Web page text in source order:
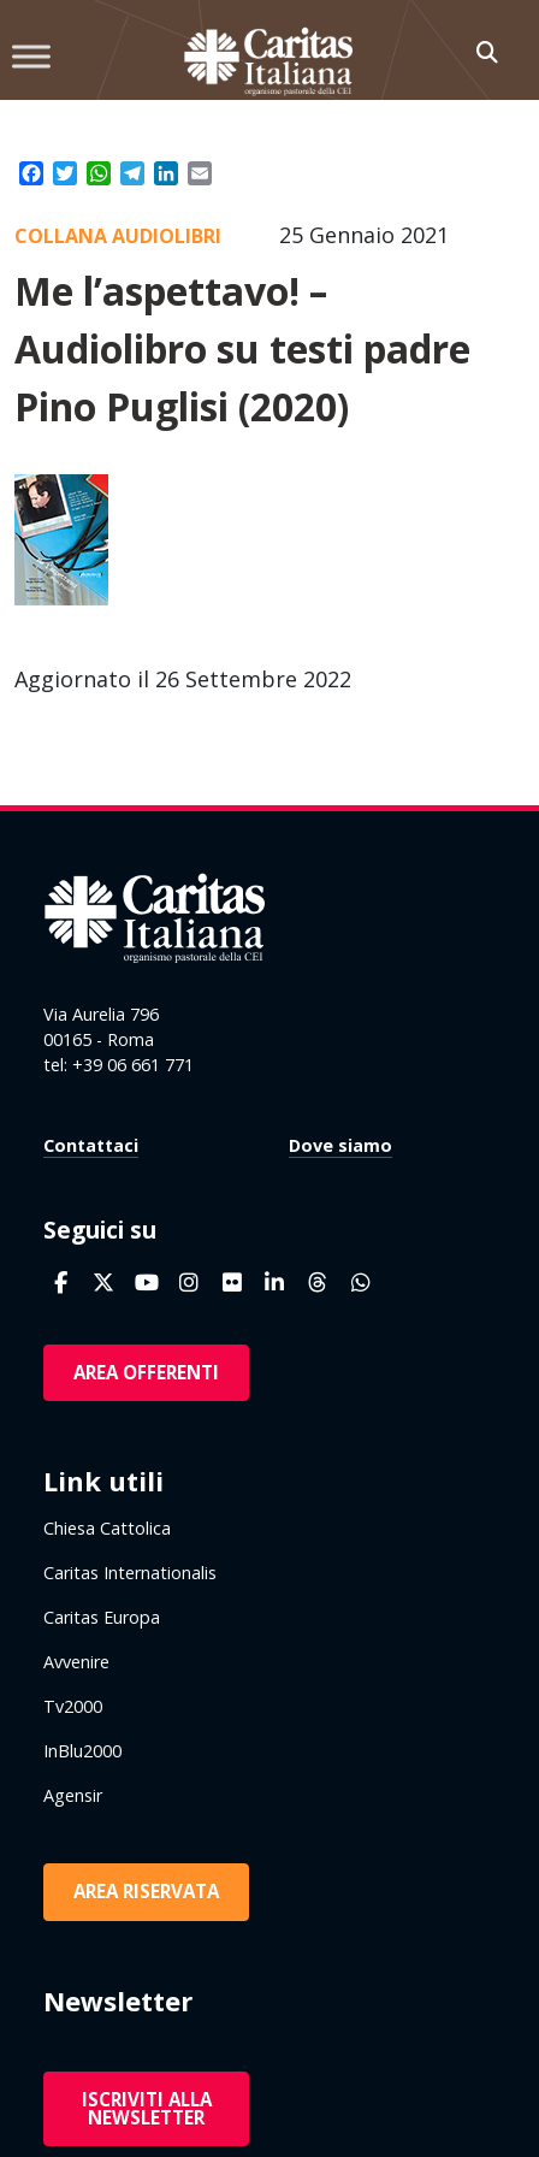
to
Facebook
TwitterWhatsApp
TelegramLinkedIn
25 Gennaio 2021
COLLANA AUDIOLIBRI
Me l’aspettavo! –
Audiolibro su testi padre
Pino Puglisi (2020)
Aggiornato il 26 Settembre 2022
Via Aurelia 796
00165 - Roma
tel: +39 06 661 771
Contattaci Dove siamo
Seguici su
AREA OFFERENTI
Link utili
Chiesa Cattolica
Caritas Internationalis
Caritas Europa
Avvenire
Tv2000
InBlu2000
Agensir
AREA RISERVATA
Newsletter
ISCRIVITI ALLA
NEWSLETTER